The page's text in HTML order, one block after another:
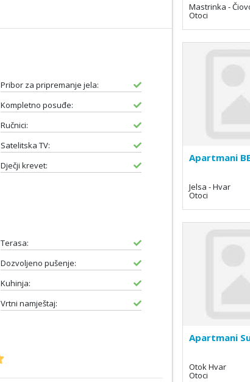
Pribor za pripremanje jela:
Kompletno posuđe:
Ručnici:
Satelitska TV:
Dječji krevet:
Terasa:
Dozvoljeno pušenje:
Kuhinja:
Vrtni namještaj:
Mastrinka -
Otoci
Apartmani
Jelsa - Hvar
Otoci
Apartmani
Otok Hvar
Otoci